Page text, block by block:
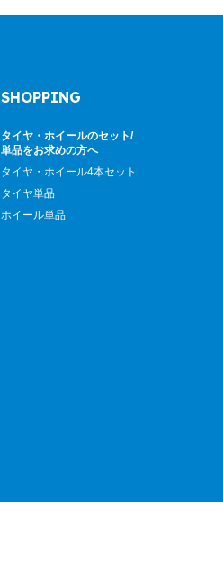
SHOPPING
タイヤ・ホイールのセット/
単品をお求めの方へ
タイヤ・ホイール4本セット
タイヤ単品
ホイール単品